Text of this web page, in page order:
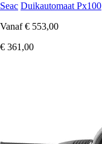
Seac Duikautomaat Px100
Vanaf € 553,00
€ 361,00